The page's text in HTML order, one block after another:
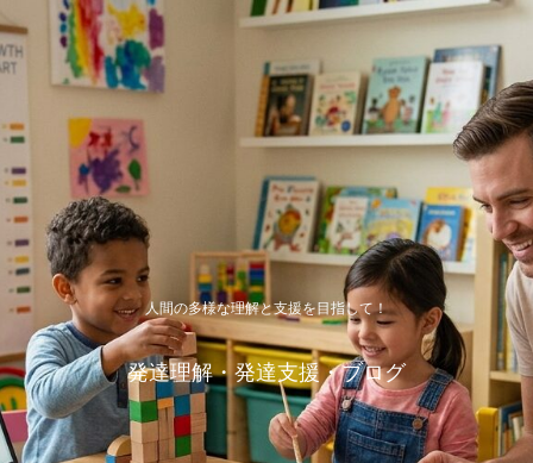
人間の多様な理解と支援を目指して！
発達理解・発達支援・ブログ